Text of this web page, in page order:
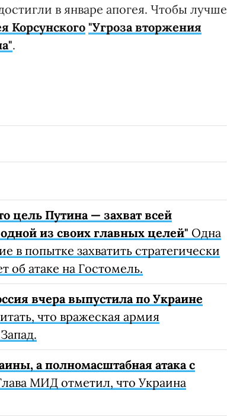
в январе апогея. Чтобы лучше
Корсунского "Угроза вторжения
.
цель Путина — захват всей
из своих главных целей" Одна
попытке захватить стратегически
об атаке на Гостомель.
вчера выпустила по Украине
что вражеская армия
а полномасштабная атака с
МИД отметил, что Украина